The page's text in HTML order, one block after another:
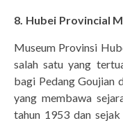
8. Hubei Provincial
Museum Provinsi
salah satu yang
bagi Pedang Goujian
yang membawa
tahun 1953 dan